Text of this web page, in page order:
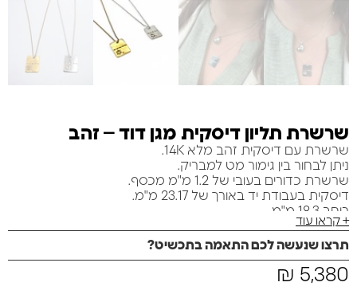
שרשרת תליון דיסקית מגן דוד – זהב
שרשרת עם דיסקית זהב מלא 14K.
ניתן לבחור בין גימור מט למבריק.
שרשרת כדורים בעובי של 1.2 מ"מ מכסף.
דיסקית בעבודת יד באורך של 23.17 מ"מ.
רוחב 18.3 מ"מ.
משקל כולל דיסקית ושרשרת 5.9 גרם.
דיסקית עדינה מאוד עם מגן דוד קטן בצד.
מתאימה לגברים ונשים כאחד…
מגיעה באריזת מתנה ניתן להוסיף כרטיס ברכה ללא עלות יש
+ קראו עוד
תרצו שנעשה לכם התאמה בתכשיט?
₪ 5,380